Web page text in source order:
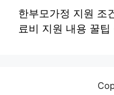
한부모가정 지원 조
료비 지원 내용 꿀팁